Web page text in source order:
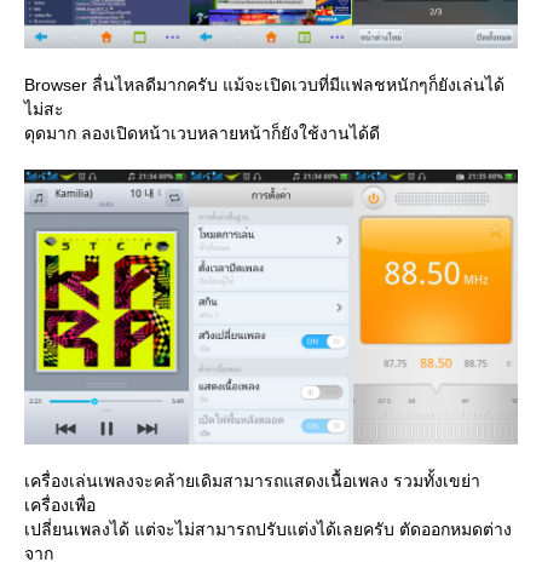
Browser ลื่นไหลดีมากครับ แม้จะเปิดเวบที่มีแฟลชหนักๆก็ยังเล่นได้
ไม่สะ
ดุดมาก ลองเปิดหน้าเวบหลายหน้าก็ยังใช้งานได้ดี
เครื่องเล่นเพลงจะคล้ายเดิมสามารถแสดงเนื้อเพลง รวมทั้งเขย่า
เครื่องเพื่อ
เปลี่ยนเพลงได้ แต่จะไม่สามารถปรับแต่งได้เลยครับ ตัดออกหมดต่าง
จาก